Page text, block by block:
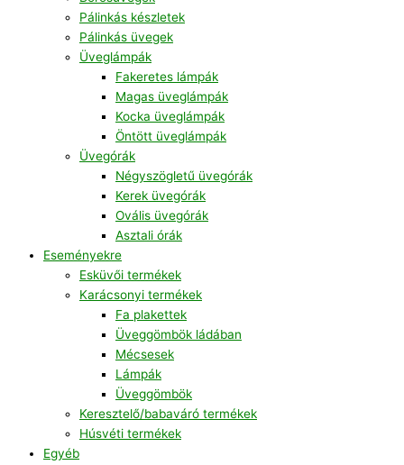
Pálinkás készletek
Pálinkás üvegek
Üveglámpák
Fakeretes lámpák
Magas üveglámpák
Kocka üveglámpák
Öntött üveglámpák
Üvegórák
Négyszögletű üvegórák
Kerek üvegórák
Ovális üvegórák
Asztali órák
Eseményekre
Esküvői termékek
Karácsonyi termékek
Fa plakettek
Üveggömbök ládában
Mécsesek
Lámpák
Üveggömbök
Keresztelő/babaváró termékek
Húsvéti termékek
Egyéb